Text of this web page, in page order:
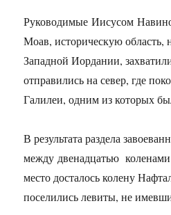
Руководимые Иисусом
Моав, историческую область,
Западной Иордании,
отправились на север, где
Галилеи, одним из которых
В результата раздела
между двенадцатью
место досталось колену
поселились левиты, не